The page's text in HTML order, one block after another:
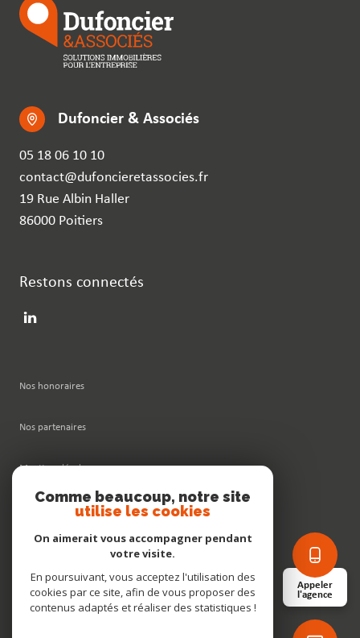
Appeler
l'agence
Dufoncier & Associés
05 18 06 10 10
contact@dufoncieretassocies.fr
19 Rue Albin Haller
86000 Poitiers
Restons connectés
Nos honoraires
Nos partenaires
Mentions légales
Cookies
Comme beaucoup, notre site
utilise les cookies
On aimerait vous accompagner pendant
votre visite.
En poursuivant, vous acceptez l'utilisation des
cookies par ce site, afin de vous proposer des
contenus adaptés et réaliser des statistiques !